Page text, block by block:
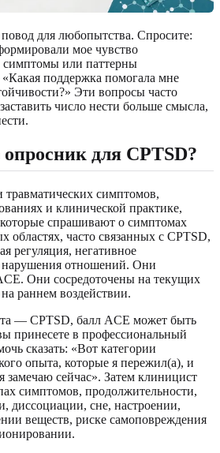
для любопытства. Спросите:
мое чувство
симптомы или паттерны
«Какая поддержка помогала мне
Эти вопросы часто
число нести больше смысла,
для CPTSD?
симптомов,
и клинической практике,
спрашивают о симптомах
областях, часто связанных с CPTSD,
регуляция, негативное
нарушения отношений. Они
Они сосредоточены на текущих
раннем воздействии.
— CPTSD, балл ACE может быть
принесете в профессиональный
сказать: «Вот категории
опыта, которые я пережил(а), и
замечаю сейчас». Затем клиницист
симптомов, продолжительности,
диссоциации, сне, настроении,
веществ, риске самоповреждения